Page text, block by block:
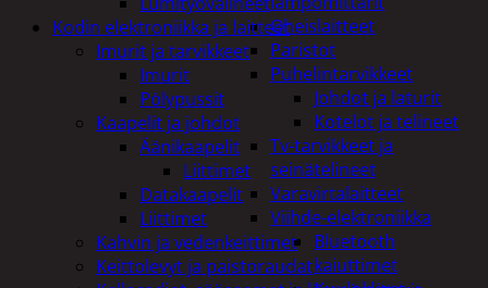
Oheislaitteet
Paristot
Puhelintarvikkeet
Johdot ja laturit
Kotelot ja telineet
Tv-tarvikkeet ja
seinätelineet
Varavirtalaitteet
Viihde-elektroniikka
Bluetooth
kaiuttimet
Kodin elektroniikka ja laitteet
Imurit ja tarvikkeet
Imurit
Pölypussit
Kaapelit ja johdot
Äänikaapelit
Liittimet
Datakaapelit
Liittimet
Kahvin ja vedenkeittimet
Keittolevyt ja paistoraudat